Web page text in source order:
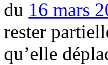
du 16 mars
rester
qu’elle